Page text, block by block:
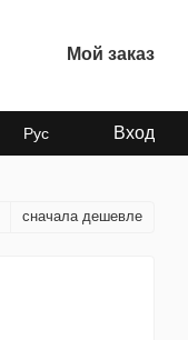
Мой заказ
Рус Вход
сначала дешевле